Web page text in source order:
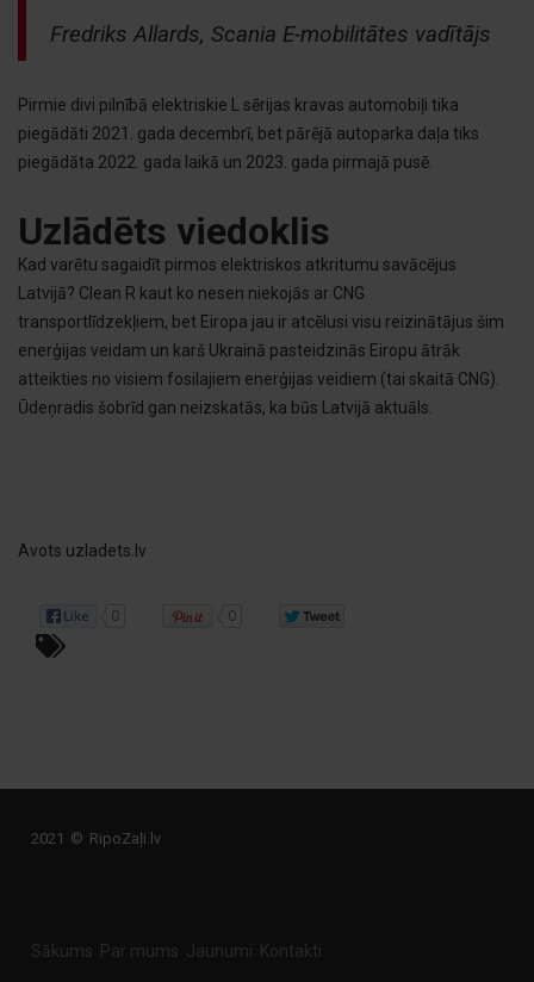
Fredriks Allards, Scania E-mobilitātes vadītājs
Pirmie divi pilnībā elektriskie L sērijas kravas automobiļi tika
piegādāti 2021. gada decembrī, bet pārējā autoparka daļa tiks
piegādāta 2022. gada laikā un 2023. gada pirmajā pusē.
Uzlādēts viedoklis
Kad varētu sagaidīt pirmos elektriskos atkritumu savācējus
Latvijā? Clean R kaut ko nesen niekojās ar CNG
transportlīdzekļiem, bet Eiropa jau ir atcēlusi visu reizinātājus šim
enerģijas veidam un karš Ukrainā pasteidzinās Eiropu ātrāk
atteikties no visiem fosilajiem enerģijas veidiem (tai skaitā CNG).
Ūdeņradis šobrīd gan neizskatās, ka būs Latvijā aktuāls.
Avots uzladets.lv
0 0
2021 © RipoZaļi.lv
Sākums Par mums Jaunumi Kontakti